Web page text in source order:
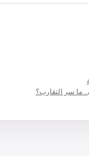
ما سر التقارب؟